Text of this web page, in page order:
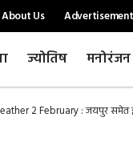
About Us
ज्योतिष मनोरंजन
2 February : जयपुर समेत